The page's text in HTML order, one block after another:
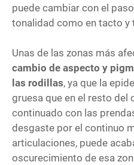
puede cambiar con el
tonalidad como en tacto y
Unas de las zonas más
cambio de aspecto y
las rodillas, ya que la
gruesa que en el resto del
continuado con las
desgaste por el continuo
articulaciones, puede
oscurecimiento de esa